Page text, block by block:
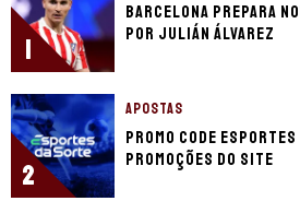
1
Barcelona prepara
por Julián Álvarez
2
APOSTAS
Promo code
promoções do site